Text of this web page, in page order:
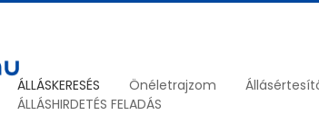
ÁLLÁSKERESÉS Önéletrajzom
ÁLLÁSHIRDETÉS FELADÁS